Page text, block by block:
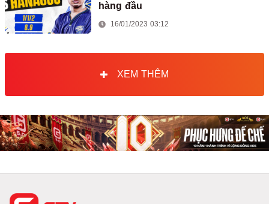
hàng đầu
16/01/2023 03:12
XEM THÊM